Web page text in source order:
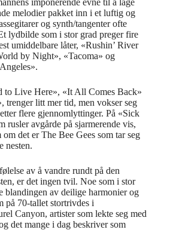
imponerende evne til å lage
melodier pakket inn i et luftig og
og synth/tangenter ofte
lydbilde som i stor grad preger fire
umiddelbare låter, «Rushin’ River
by Night», «Tacoma» og
to Live Here», «It All Comes Back»
trenger litt mer tid, men vokser seg
flere gjennomlyttinger. På «Sick
rusler avgårde på sjarmerende vis,
om det er The Bee Gees som tar seg
nesten.
av å vandre rundt på den
er det ingen tvil. Noe som i stor
blandingen av deilige harmonier og
på 70-tallet stortrivdes i
Canyon, artister som lekte seg med
det mange i dag beskriver som